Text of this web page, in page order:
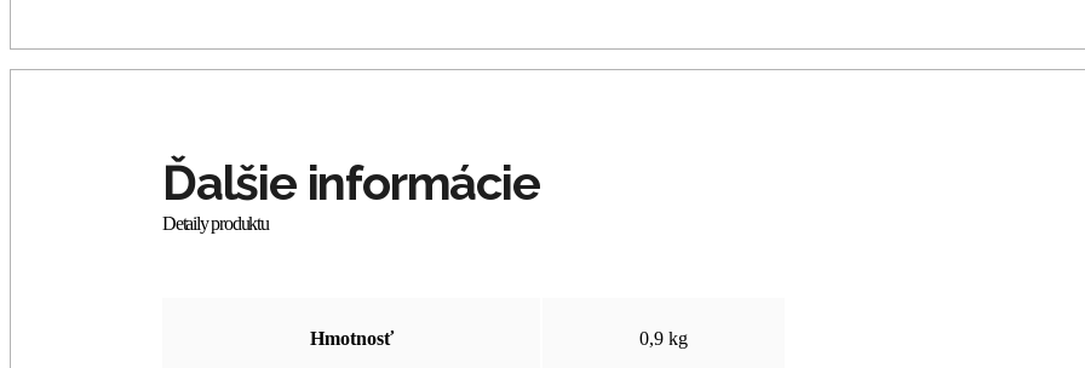
Hmotnosť 0,9 kg